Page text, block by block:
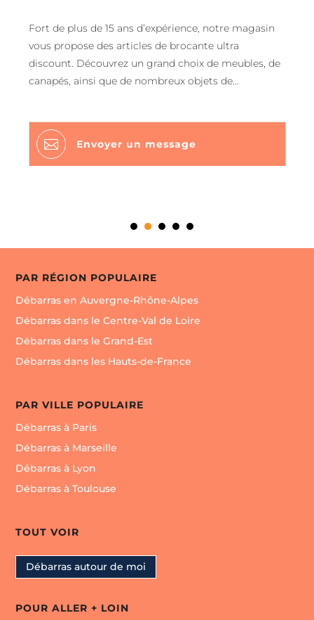
Fort de plus de 15 ans d’expérience, notre magasin
vous propose des articles de brocante ultra
discount. Découvrez un grand choix de meubles, de
canapés, ainsi que de nombreux objets de
d’expert, n’hésitez pas à nous consulter.
 Envoyer un message
PAR RÉGION POPULAIRE
Débarras en Auvergne-Rhône-Alpes
Débarras dans le Centre-Val de Loire
Débarras dans le Grand-Est
Débarras dans les Hauts-de-France
PAR VILLE POPULAIRE
Débarras à Paris
Débarras à Marseille
Débarras à Lyon
Débarras à Toulouse
TOUT VOIR
Débarras autour de moi
POUR ALLER + LOIN